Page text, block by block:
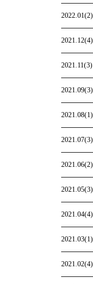
2022.01(2)
2021.12(4)
2021.11(3)
2021.09(3)
2021.08(1)
2021.07(3)
2021.06(2)
2021.05(3)
2021.04(4)
2021.03(1)
2021.02(4)